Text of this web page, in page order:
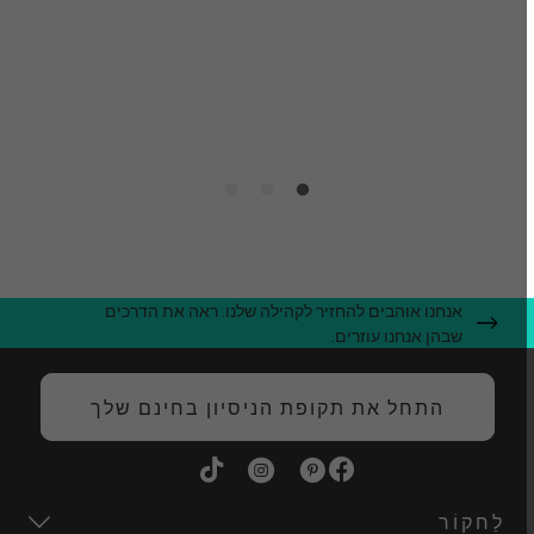
אנחנו אוהבים להחזיר לקהילה שלנו. ראה את הדרכים
שבהן אנחנו עוזרים.
התחל את תקופת הניסיון בחינם שלך
לַחקוֹר